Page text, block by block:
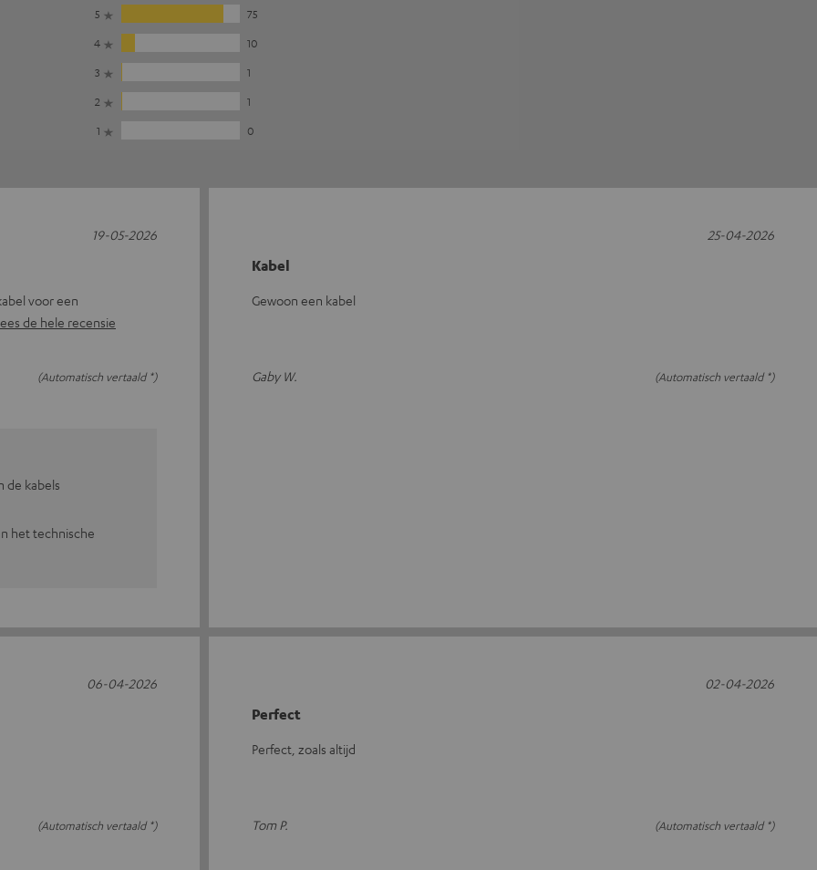
5
75
4
10
3
1
2
1
1
0
voor een
de hele recensie
(Automatisch vertaald *)
19-05-2026
de kabels
het technische
Kabel
Gewoon een kabel
Gaby W. (Automatisch vertaald *)
25-04-2026
(Automatisch vertaald *)
06-04-2026
Perfect
Perfect, zoals altijd
Tom P. (Automatisch vertaald *)
02-04-2026